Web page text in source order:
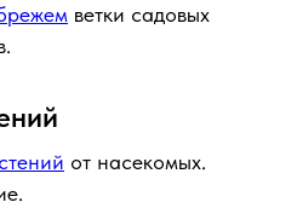
ветки садовых
от насекомых.